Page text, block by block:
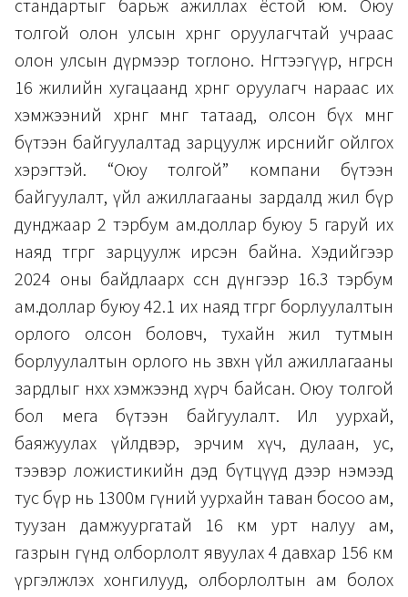
стандартыг барьж ажиллах ёстой юм. Оюу
толгой олон улсын хөрөнгө оруулагчтай учраас
олон улсын дүрмээр тоглоно. Нөгөөтээгүүр, өнгөрсөн
16 жилийн хугацаанд хөрөнгө оруулагч нараас их
хэмжээний хөрөнгө мөнгө татаад, олсон бүх мөнгөө
бүтээн байгуулалтад зарцуулж ирснийг ойлгох
хэрэгтэй. “Оюу толгой” компани бүтээн
байгуулалт, үйл ажиллагааны зардалд жил бүр
дунджаар 2 тэрбум ам.доллар буюу 5 гаруй их
наяд төгрөг зарцуулж ирсэн байна. Хэдийгээр
2024 оны байдлаарх өссөн дүнгээр 16.3 тэрбум
ам.доллар буюу 42.1 их наяд төгрөг борлуулалтын
орлого олсон боловч, тухайн жил тутмын
борлуулалтын орлого нь зөвхөн үйл ажиллагааны
зардлыг нөхөх хэмжээнд хүрч байсан. Оюу толгой
бол мега бүтээн байгуулалт. Ил уурхай,
баяжуулах үйлдвэр, эрчим хүч, дулаан, ус,
тээвэр ложистикийн дэд бүтцүүд дээр нэмээд
тус бүр нь 1300м гүний уурхайн таван босоо ам,
туузан дамжуургатай 16 км урт налуу ам,
газрын гүнд олборлолт явуулах 4 давхар 156 км
үргэлжлэх хонгилууд, олборлолтын ам болох